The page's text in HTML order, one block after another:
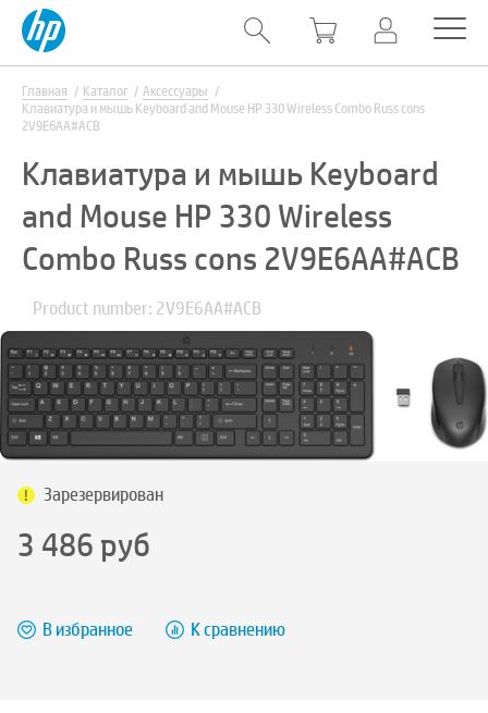
Главная Каталог
Аксессуары
Клавиатура и мышь Keyboard and Mouse HP 330 Wireless Combo Russ cons
2V9E6AA#ACB
Клавиатура и мышь Keyboard
and Mouse HP 330 Wireless
Combo Russ cons 2V9E6AA#ACB
Product number: 2V9E6AA#ACB
Зарезервирован
3 486 руб
В избранное К сравнению